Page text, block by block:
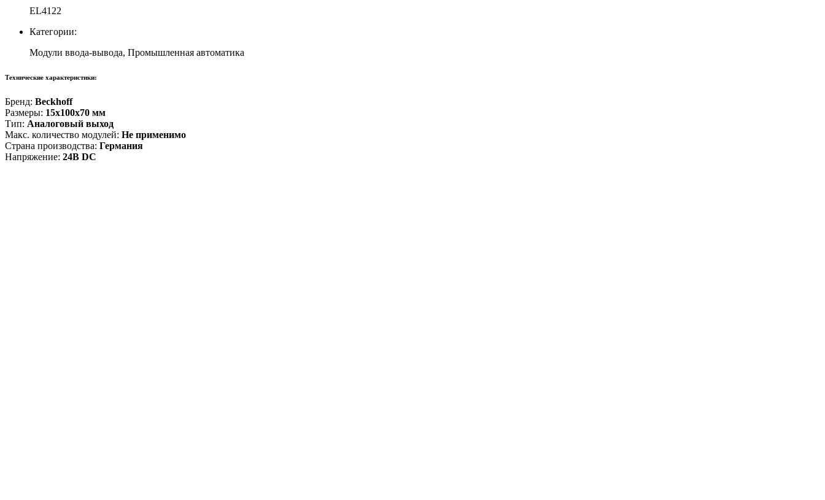
EL4122
Категории:
Модули ввода-вывода, Промышленная автоматика
Технические характеристики:
Бренд: Beckhoff
Размеры: 15x100x70 мм
Тип: Аналоговый выход
Макс. количество модулей: Не применимо
Страна производства: Германия
Напряжение: 24В DC